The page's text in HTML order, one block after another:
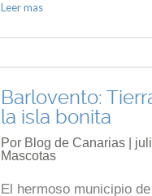
Leer mas
Barlovento:
la isla bonita
Por Blog de Canarias |
Mascotas
El hermoso municipio